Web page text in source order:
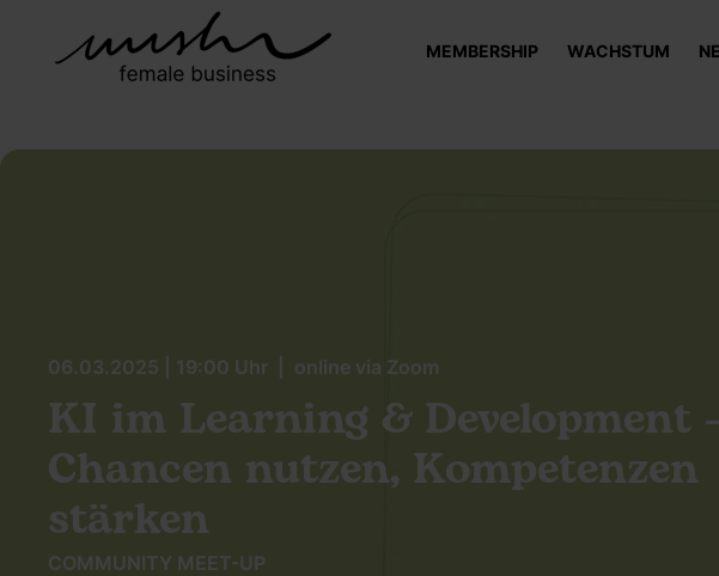
MEMBERSHIP WACHSTUM
06.03.2025 | 19:00 Uhr | online via Zoom
KI im Learning & Development
Chancen nutzen, Kompetenzen
stärken
COMMUNITY MEET-UP